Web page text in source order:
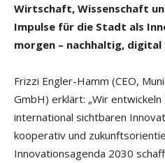
Wirtschaft, Wissenschaft
Impulse für die Stadt als
morgen – nachhaltig,
Frizzi Engler-Hamm (CEO,
GmbH) erklärt: „Wir
international sichtbaren
kooperativ und
Innovationsagenda 2030